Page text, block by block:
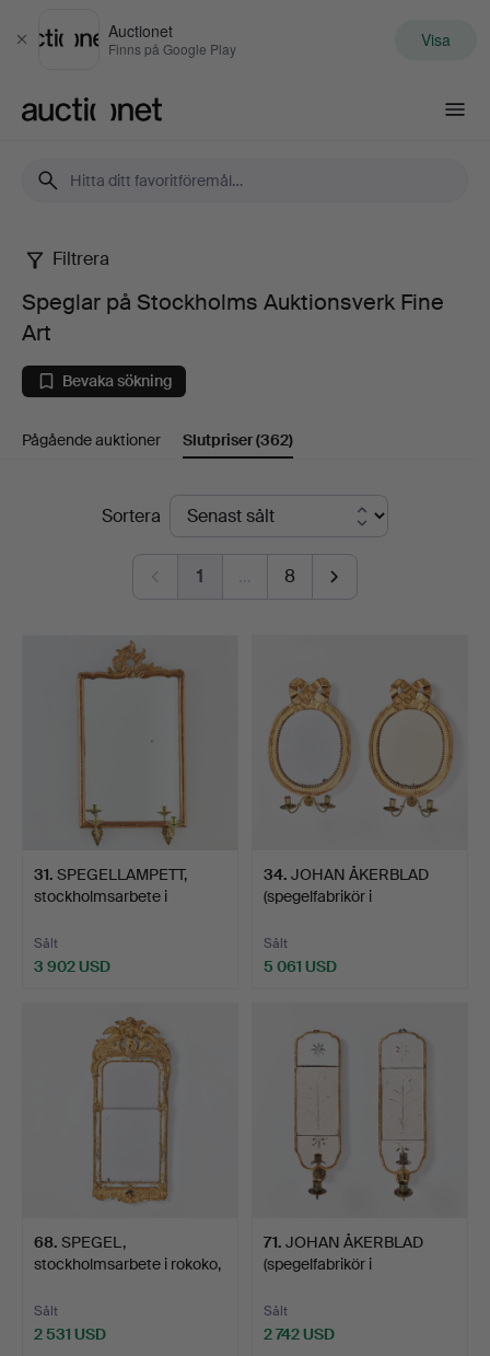
Stäng
Auctionet
Finns på Google Play Visa
Speglar
på
Stockholms
Auktionsverk
Filtrera
Speglar på Stockholms Auktionsverk Fine
Art
Bevaka sökning
Pågående auktioner Slutpriser(362)
SlutpriserSortera
1 … 8
31. SPEGELLAMPETT,
stockholmsarbete i
Sålt
3 902 USD
34. JOHAN ÅKERBLAD
(spegelfabrikör i
Sålt
5 061 USD
68. SPEGEL,
stockholmsarbete i rokoko,
Sålt
2 531 USD
71. JOHAN ÅKERBLAD
(spegelfabrikör i
Sålt
2 742 USD